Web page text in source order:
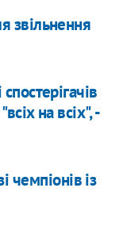
звільнення
на всіх", -
чемпіонів із